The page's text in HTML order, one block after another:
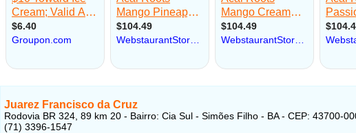
Juarez Francisco da Cruz
Rodovia BR 324, 89 km 20 - Bairro: Cia Sul - Simões Filho - BA - CEP: 43700-
(71) 3396-1547